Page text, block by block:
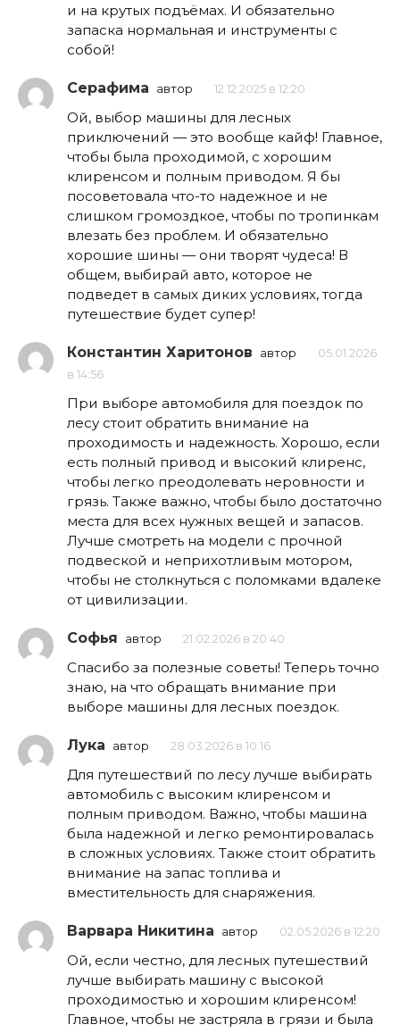
и на крутых подъёмах. И обязательно
запаска нормальная и инструменты с
собой!
Серафима автор 12.12.2025 в 12:20
Ой, выбор машины для лесных
приключений — это вообще кайф! Главное,
чтобы была проходимой, с хорошим
клиренсом и полным приводом. Я бы
посоветовала что-то надежное и не
слишком громоздкое, чтобы по тропинкам
влезать без проблем. И обязательно
хорошие шины — они творят чудеса! В
общем, выбирай авто, которое не
подведет в самых диких условиях, тогда
путешествие будет супер!
Константин Харитонов автор
05.01.2026
в 14:56
При выборе автомобиля для поездок по
лесу стоит обратить внимание на
проходимость и надежность. Хорошо, если
есть полный привод и высокий клиренс,
чтобы легко преодолевать неровности и
грязь. Также важно, чтобы было достаточно
места для всех нужных вещей и запасов.
Лучше смотреть на модели с прочной
подвеской и неприхотливым мотором,
чтобы не столкнуться с поломками вдалеке
от цивилизации.
Софья автор 21.02.2026 в 20:40
Спасибо за полезные советы! Теперь точно
знаю, на что обращать внимание при
выборе машины для лесных поездок.
Лука автор 28.03.2026 в 10:16
Для путешествий по лесу лучше выбирать
автомобиль с высоким клиренсом и
полным приводом. Важно, чтобы машина
была надежной и легко ремонтировалась
в сложных условиях. Также стоит обратить
внимание на запас топлива и
вместительность для снаряжения.
Варвара Никитина автор 02.05.2026 в 12:20
Ой, если честно, для лесных путешествий
лучше выбирать машину с высокой
проходимостью и хорошим клиренсом!
Главное, чтобы не застряла в грязи и была